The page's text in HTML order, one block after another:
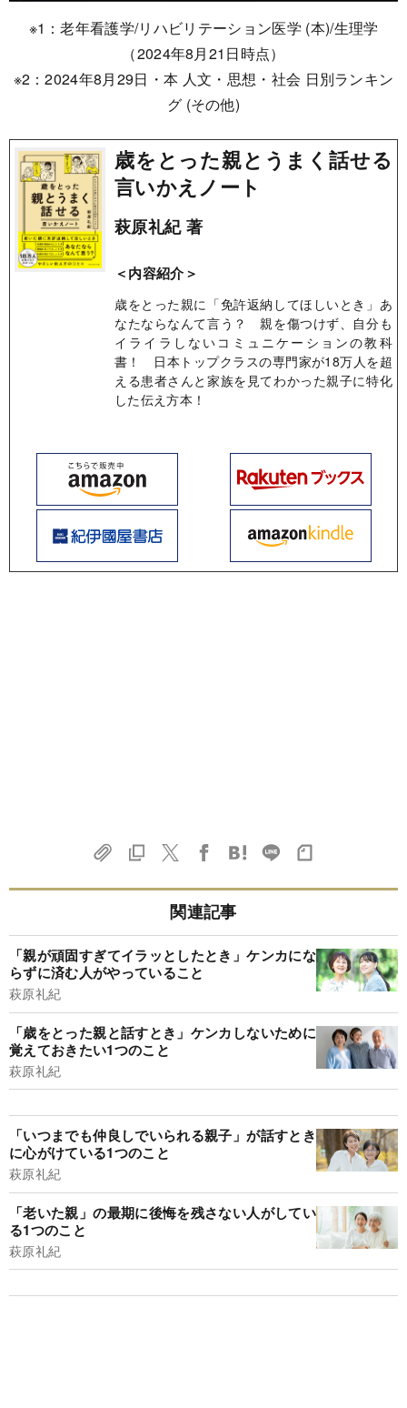
※1：老年看護学/リハビリテーション医学 (本)/生理学
（2024年8月21日時点）
※2：2024年8月29日・本 人文・思想・社会 日別ランキン
グ (その他)
歳をとった親とうまく話せる
言いかえノート
萩原礼紀 著
＜内容紹介＞
歳をとった親に「免許返納してほしいとき」あ
なたならなんて言う？ 親を傷つけず、自分も
イライラしないコミュニケーションの教科
書！ 日本トップクラスの専門家が18万人を超
える患者さんと家族を見てわかった親子に特化
した伝え方本！
関連記事
「親が頑固すぎてイラッとしたとき」ケンカにな
らずに済む人がやっていること
萩原礼紀
「歳をとった親と話すとき」ケンカしないために
覚えておきたい1つのこと
萩原礼紀
「いつまでも仲良しでいられる親子」が話すとき
に心がけている1つのこと
萩原礼紀
「老いた親」の最期に後悔を残さない人がしてい
る1つのこと
萩原礼紀